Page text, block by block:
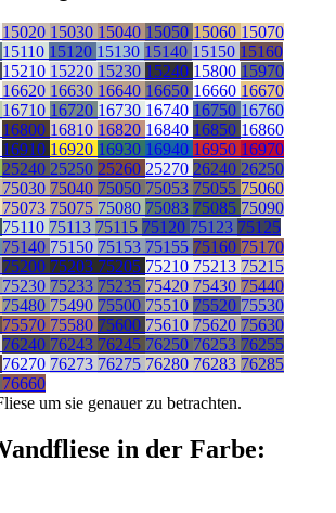
15020 15030 15040 15050 15060 15070
15110 15120 15130 15140 15150 15160
15210 15220 15230 15240 15800 15970
16620 16630 16640 16650 16660 16670
16710 16720 16730 16740 16750 16760
16800 16810 16820 16840 16850 16860
16910 16920 16930 16940 16950 16970
25240 25250 25260 25270 26240 26250
75030 75040 75050 75053 75055 75060
75073 75075 75080 75083 75085 75090
75110 75113 75115 75120 75123 75125
75140 75150 75153 75155 75160 75170
75200 75203 75205 75210 75213 75215
75230 75233 75235 75420 75430 75440
75480 75490 75500 75510 75520 75530
75570 75580 75600 75610 75620 75630
76240 76243 76245 76250 76253 76255
76270 76273 76275 76280 76283 76285
76660
um sie genauer zu betrachten.
in der Farbe: